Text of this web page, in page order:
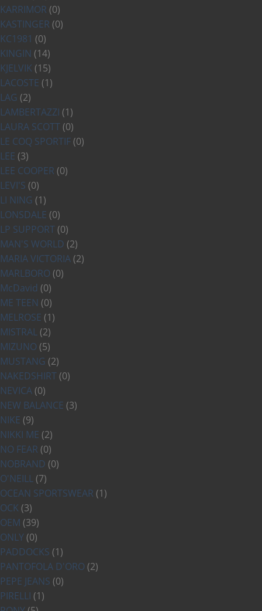
KARRIMOR (0)
KASTINGER (0)
KC1981 (0)
KINGIN (14)
KJELVIK (15)
LACOSTE (1)
LAG (2)
LAMBERTAZZI (1)
LAURA SCOTT (0)
LE COQ SPORTIF (0)
LEE (3)
LEE COOPER (0)
LEVI'S (0)
LI NING (1)
LONSDALE (0)
LP SUPPORT (0)
MAN'S WORLD (2)
MARIA VICTORIA (2)
MARLBORO (0)
McDavid (0)
ME TEEN (0)
MELROSE (1)
MISTRAL (2)
MIZUNO (5)
MUSTANG (2)
NAKEDSHIRT (0)
NEVICA (0)
NEW BALANCE (3)
NIKE (9)
NIKKI ME (2)
NO FEAR (0)
NOBRAND (0)
O'NEILL (7)
OCEAN SPORTSWEAR (1)
OCK (3)
OEM (39)
ONLY (0)
PADDOCKS (1)
PANTOFOLA D'ORO (2)
PEPE JEANS (0)
PIRELLI (1)